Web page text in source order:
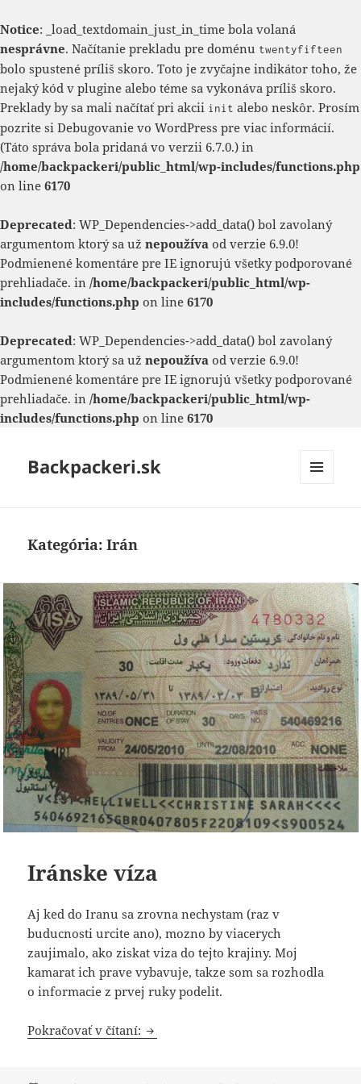
Notice: _load_textdomain_just_in_time bola volaná
nesprávne. Načítanie prekladu pre doménu twentyfifteen
bolo spustené príliš skoro. Toto je zvyčajne indikátor toho, že
nejaký kód v plugine alebo téme sa vykonáva príliš skoro.
Preklady by sa mali načítať pri akcii init alebo neskôr. Prosím
pozrite si Debugovanie vo WordPress pre viac informácií.
(Táto správa bola pridaná vo verzii 6.7.0.) in
/home/backpackeri/public_html/wp-includes/functions.php
on line 6170
Deprecated: WP_Dependencies->add_data() bol zavolaný
argumentom ktorý sa už nepoužíva od verzie 6.9.0!
Podmienené komentáre pre IE ignorujú všetky podporované
prehliadače. in /home/backpackeri/public_html/wp-
includes/functions.php on line 6170
Deprecated: WP_Dependencies->add_data() bol zavolaný
argumentom ktorý sa už nepoužíva od verzie 6.9.0!
Podmienené komentáre pre IE ignorujú všetky podporované
prehliadače. in /home/backpackeri/public_html/wp-
includes/functions.php on line 6170
Backpackeri.sk
Kategória:Irán
Iránske víza
Aj ked do Iranu sa zrovna nechystam (raz v
buducnosti urcite ano), mozno by viacerych
zaujimalo, ako ziskat viza do tejto krajiny. Moj
kamarat ich prave vybavuje, takze som sa rozhodla
o informacie z prvej ruky podelit.
Pokračovať v čítaní: Iránske víza